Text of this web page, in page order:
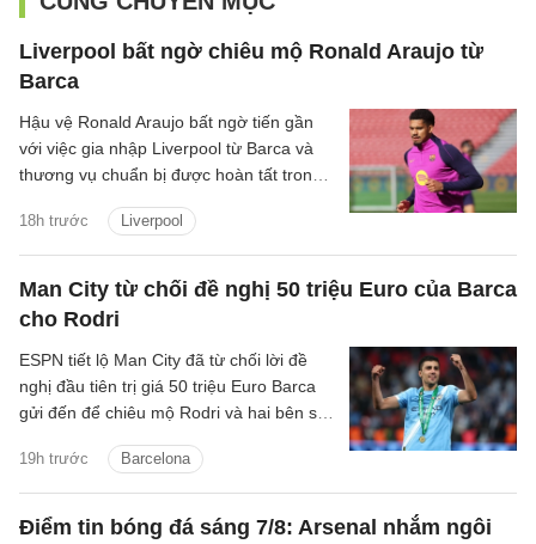
Liverpool bất ngờ chiêu mộ Ronald Araujo từ
Barca
18h trước Liverpool
Hậu vệ Ronald Araujo bất ngờ tiến gần
với việc gia nhập Liverpool từ Barca và
thương vụ chuẩn bị được hoàn tất trong
Man City từ chối đề nghị 50 triệu Euro của Barca
cho Rodri
19h trước Barcelona
ESPN tiết lộ Man City đã từ chối lời đề
nghị đầu tiên trị giá 50 triệu Euro Barca
gửi đến để chiêu mộ Rodri và hai bên sẽ
Điểm tin bóng đá sáng 7/8: Arsenal nhắm ngôi